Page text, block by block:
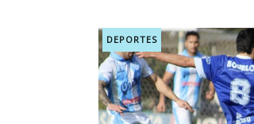
DEPORTES